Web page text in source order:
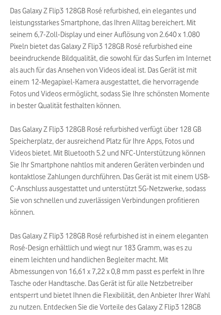
Das Galaxy Z Flip3 128GB Rosé refurbished, ein elegantes und
leistungsstarkes Smartphone, das Ihren Alltag bereichert. Mit
seinem 6,7-Zoll-Display und einer Auflösung von 2.640 x 1.080
Pixeln bietet das Galaxy Z Flip3 128GB Rosé refurbished eine
beeindruckende Bildqualität, die sowohl für das Surfen im Internet
als auch für das Ansehen von Videos ideal ist. Das Gerät ist mit
einem 12-Megapixel-Kamera ausgestattet, die hervorragende
Fotos und Videos ermöglicht, sodass Sie Ihre schönsten Momente
in bester Qualität festhalten können.
Das Galaxy Z Flip3 128GB Rosé refurbished verfügt über 128 GB
Speicherplatz, der ausreichend Platz für Ihre Apps, Fotos und
Videos bietet. Mit Bluetooth 5.2 und NFC-Unterstützung können
Sie Ihr Smartphone nahtlos mit anderen Geräten verbinden und
kontaktlose Zahlungen durchführen. Das Gerät ist mit einem USB-
C-Anschluss ausgestattet und unterstützt 5G-Netzwerke, sodass
Sie von schnellen und zuverlässigen Verbindungen profitieren
können.
Das Galaxy Z Flip3 128GB Rosé refurbished ist in einem eleganten
Rosé-Design erhältlich und wiegt nur 183 Gramm, was es zu
einem leichten und handlichen Begleiter macht. Mit
Abmessungen von 16,61 x 7,22 x 0,8 mm passt es perfekt in Ihre
Tasche oder Handtasche. Das Gerät ist für alle Netzbetreiber
entsperrt und bietet Ihnen die Flexibilität, den Anbieter Ihrer Wahl
zu nutzen. Entdecken Sie die Vorteile des Galaxy Z Flip3 128GB